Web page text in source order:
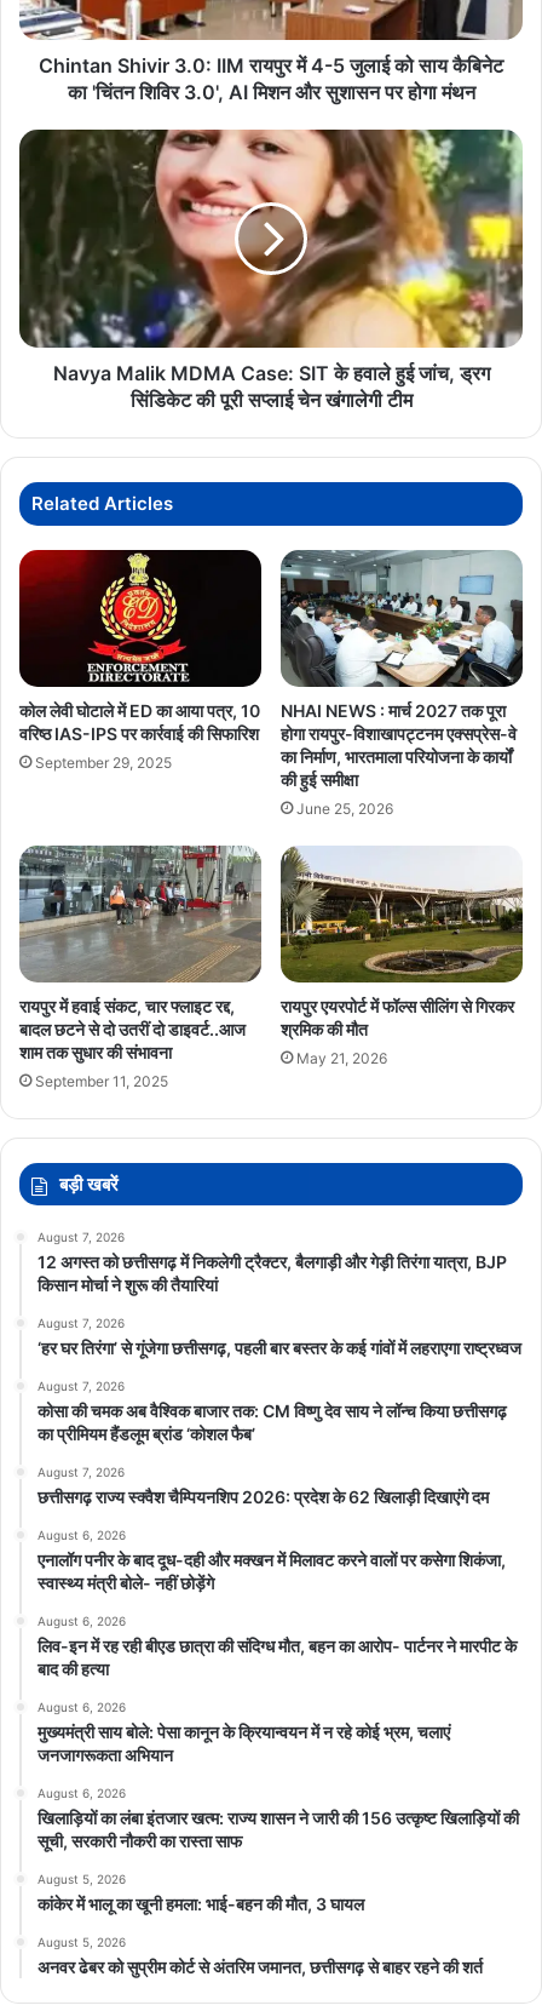
5
जुलाई
का
शिविर
सुशासन
पर
Chintan Shivir 3.0: IIM रायपुर में 4-5 जुलाई को साय कैबिनेट
का 'चिंतन शिविर 3.0', AI मिशन और सुशासन पर होगा मंथन
Navya
MDMA
Case:
हुई
जांच,
चेन
खंगालेगी
टीम
Navya Malik MDMA Case: SIT के हवाले हुई जांच, ड्रग
सिंडिकेट की पूरी सप्लाई चेन खंगालेगी टीम
Related Articles
कोल लेवी घोटाले में ED का आया पत्र, 10
वरिष्ठ IAS-IPS पर कार्रवाई की सिफारिश
September 29, 2025
NHAI NEWS : मार्च 2027 तक पूरा
होगा रायपुर-विशाखापट्टनम एक्सप्रेस-वे
का निर्माण, भारतमाला परियोजना के कार्यों
की हुई समीक्षा
June 25, 2026
रायपुर में हवाई संकट, चार फ्लाइट रद्द,
बादल छटने से दो उतरीं दो डाइवर्ट..आज
शाम तक सुधार की संभावना
September 11, 2025
रायपुर एयरपोर्ट में फॉल्स सीलिंग से गिरकर
श्रमिक की मौत
May 21, 2026
बड़ी खबरें
August 7, 2026
12 अगस्त को छत्तीसगढ़ में निकलेगी ट्रैक्टर, बैलगाड़ी और गेड़ी तिरंगा यात्रा, BJP
किसान मोर्चा ने शुरू की तैयारियां
August 7, 2026
‘हर घर तिरंगा’ से गूंजेगा छत्तीसगढ़, पहली बार बस्तर के कई गांवों में लहराएगा राष्ट्रध्वज
August 7, 2026
कोसा की चमक अब वैश्विक बाजार तक: CM विष्णु देव साय ने लॉन्च किया छत्तीसगढ़
का प्रीमियम हैंडलूम ब्रांड ‘कोशल फैब’
August 7, 2026
छत्तीसगढ़ राज्य स्क्वैश चैम्पियनशिप 2026: प्रदेश के 62 खिलाड़ी दिखाएंगे दम
August 6, 2026
एनालॉग पनीर के बाद दूध-दही और मक्खन में मिलावट करने वालों पर कसेगा शिकंजा,
स्वास्थ्य मंत्री बोले- नहीं छोड़ेंगे
August 6, 2026
लिव-इन में रह रही बीएड छात्रा की संदिग्ध मौत, बहन का आरोप- पार्टनर ने मारपीट के
बाद की हत्या
August 6, 2026
मुख्यमंत्री साय बोले: पेसा कानून के क्रियान्वयन में न रहे कोई भ्रम, चलाएं
जनजागरूकता अभियान
August 6, 2026
खिलाड़ियों का लंबा इंतजार खत्म: राज्य शासन ने जारी की 156 उत्कृष्ट खिलाड़ियों की
सूची, सरकारी नौकरी का रास्ता साफ
August 5, 2026
कांकेर में भालू का खूनी हमला: भाई-बहन की मौत, 3 घायल
August 5, 2026
अनवर ढेबर को सुप्रीम कोर्ट से अंतरिम जमानत, छत्तीसगढ़ से बाहर रहने की शर्त